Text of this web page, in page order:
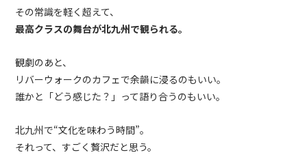
その常識を軽く超えて、
最高クラスの舞台が北九州で観られる。
観劇のあと、
リバーウォークのカフェで余韻に浸るのもいい。
誰かと「どう感じた？」って語り合うのもいい。
北九州で“文化を味わう時間”。
それって、すごく贅沢だと思う。